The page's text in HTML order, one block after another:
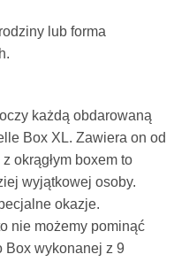
lub forma
każdą obdarowaną
Box XL. Zawiera on od
okrągłym boxem to
wyjątkowej osoby.
okazje.
nie możemy pominąć
Box wykonanej z 9